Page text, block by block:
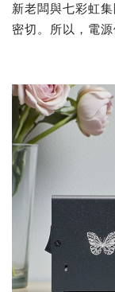
新老闆與七彩虹
密切。所以，電